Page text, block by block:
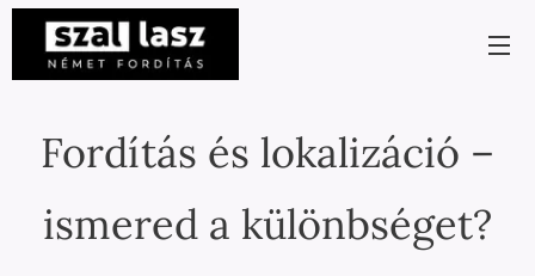
Fordítás és lokalizáció –
ismered a különbséget?